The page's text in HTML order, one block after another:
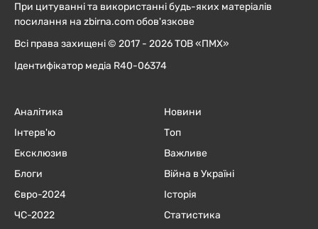
При цитуванні та використанні будь-яких матеріалів
посилання на zbirna.com обов'язкове
Всі права захищені © 2017 - 2026 ТОВ «ПМХ»
Ідентифікатор медіа R40-06374
Аналітика
Інтерв'ю
Ексклюзив
Блоги
Євро-2024
ЧC-2022
Новини
Топ
Важливе
Війна в Україні
Історія
Статистика